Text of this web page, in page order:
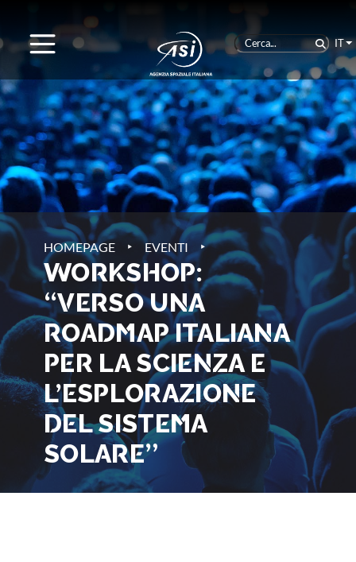
IT
HOMEPAGE ‣ EVENTI ‣
WORKSHOP:
“VERSO UNA
ROADMAP ITALIANA
PER LA SCIENZA E
L’ESPLORAZIONE
DEL SISTEMA
SOLARE”